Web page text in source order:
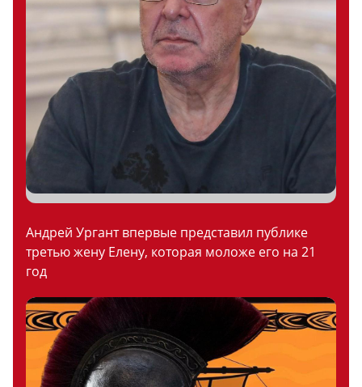
Андрей Ургант впервые представил публике
третью жену Елену, которая моложе его на 21
год